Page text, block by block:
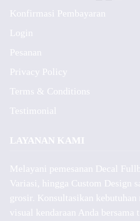
Konfirmasi Pembayaran
Login
Pesanan
Privacy Policy
Terms & Conditions
Testimonial
LAYANAN KAMI
Melayani pemesanan Decal
Variasi, hingga Custom Design
grosir. Konsultasikan
visual kendaraan Anda bersama